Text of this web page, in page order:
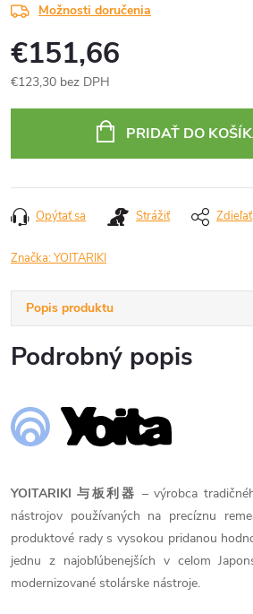
Možnosti doručenia
€151,66
€123,30 bez DPH
PRIDAŤ DO
Opýtať sa Strážiť Zdieľať
Značka:YOITARIKI
Popis produktu
Podrobný popis
YOITARIKI 与板利器 – výrobca
nástrojov používaných na precíznu
produktové rady s vysokou pridanou
jednu z najobľúbenejších v celom
modernizované stolárske nástroje.